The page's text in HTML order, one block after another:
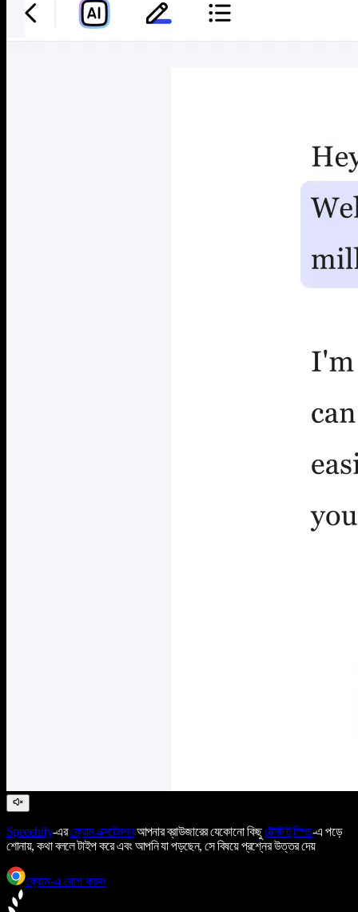
Speechify-এরক্রোম এক্সটেনশনআপনার ব্রাউজারের যেকোনো কিছুটেক্সট টু স্পিচ-এ পড়ে
শোনায়, কথা বললে টাইপ করে এবং আপনি যা পড়ছেন, সে বিষয়ে প্রশ্নের উত্তর দেয়
ক্রোম-এ যোগ করুন